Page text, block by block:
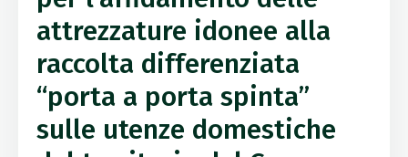
attrezzature idonee alla
raccolta differenziata
“porta a porta spinta”
sulle utenze domestiche